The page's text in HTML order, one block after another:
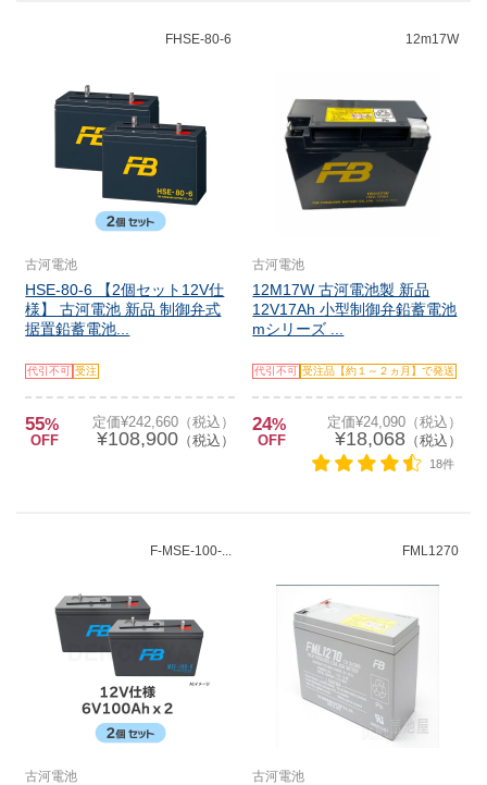
FHSE-80-6
古河電池
HSE-80-6 【2個セット12V仕
様】 古河電池 新品 制御弁式
据置鉛蓄電池...
代引不可 受注
55%
OFF
定価¥242,660（税込）
¥108,900（税込）
12m17W
古河電池
12M17W 古河電池製 新品
12V17Ah 小型制御弁鉛蓄電池
mシリーズ ...
代引不可 受注品【約１～２ヵ月】で発送
24%
OFF
定価¥24,090（税込）
¥18,068（税込）
18件
F-MSE-100-...
古河電池
FML1270
古河電池